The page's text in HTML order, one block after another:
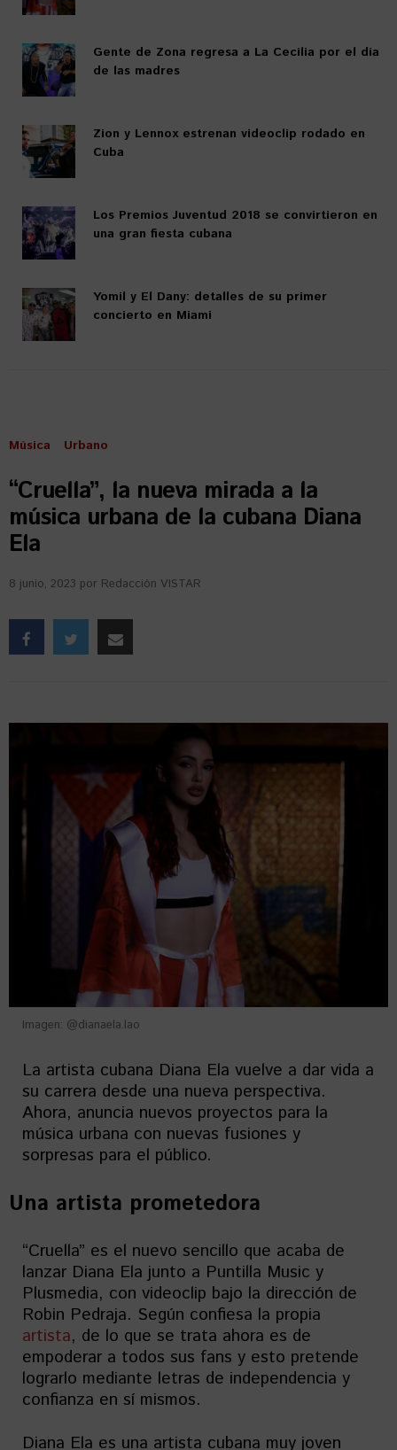
Gente de Zona regresa a La Cecilia por el día
de las madres
Zion y Lennox estrenan videoclip rodado en
Cuba
Los Premios Juventud 2018 se convirtieron en
una gran fiesta cubana
Yomil y El Dany: detalles de su primer
concierto en Miami
Música Urbano
“Cruella”, la nueva mirada a la
música urbana de la cubana Diana
Ela
8 junio, 2023 por Redacción VISTAR
Imagen: @dianaela.lao
La artista cubana Diana Ela vuelve a dar vida a
su carrera desde una nueva perspectiva.
Ahora, anuncia nuevos proyectos para la
música urbana con nuevas fusiones y
sorpresas para el público.
Una artista prometedora
“Cruella” es el nuevo sencillo que acaba de
lanzar Diana Ela junto a Puntilla Music y
Plusmedia, con videoclip bajo la dirección de
Robin Pedraja. Según confiesa la propia
artista, de lo que se trata ahora es de
empoderar a todos sus fans y esto pretende
lograrlo mediante letras de independencia y
confianza en sí mismos.
Diana Ela es una artista cubana muy joven